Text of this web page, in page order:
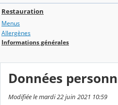
Restauration
Menus
Allergènes
Informations générales
Données
Modifiée le mardi 22 juin 2021 10:59